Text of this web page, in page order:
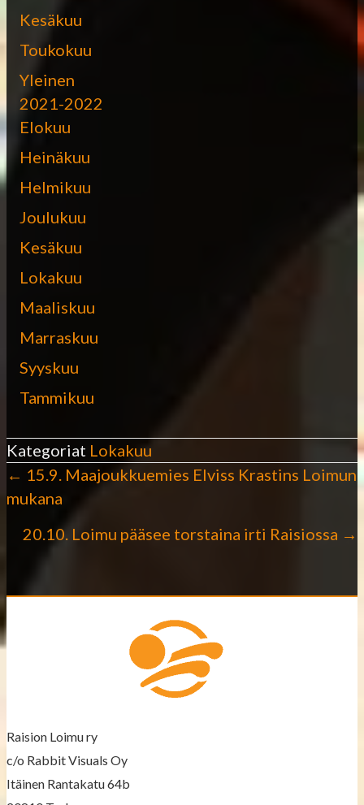
Kesäkuu
Toukokuu
Yleinen
2021-2022
Elokuu
Heinäkuu
Helmikuu
Joulukuu
Kesäkuu
Lokakuu
Maaliskuu
Marraskuu
Syyskuu
Tammikuu
Kategoriat Lokakuu
P
t
v
i
← 15.9. Maajoukkuemies Elviss Krastins Loimun
mukana
20.10. Loimu pääsee torstaina irti Raisiossa →
Raision Loimu ry
c/o Rabbit Visuals Oy
Itäinen Rantakatu 64b